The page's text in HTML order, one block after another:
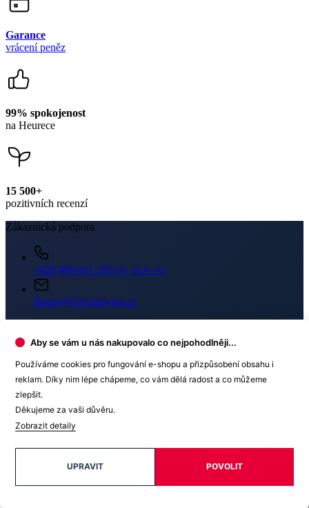
Garance
vrácení peněz
99% spokojenost
na Heurece
15 500+
pozitivních recenzí
Zákaznická podpora
+420 469 811 310 (Po–Pá 9–16)
dotazy@cityzenwear.cz
Získejte slevy jen pro přihlášené, buďte informováni o akcích.
Váš e-mail
Aby se vám u nás nakupovalo co nejpohodlněji...
Používáme cookies pro fungování e-shopu a přizpůsobení obsahu i
reklam. Díky nim lépe chápeme, co vám dělá radost a co můžeme
zlepšit.
Děkujeme za vaši důvěru.
Zobrazit detaily
POVOLIT
UPRAVIT